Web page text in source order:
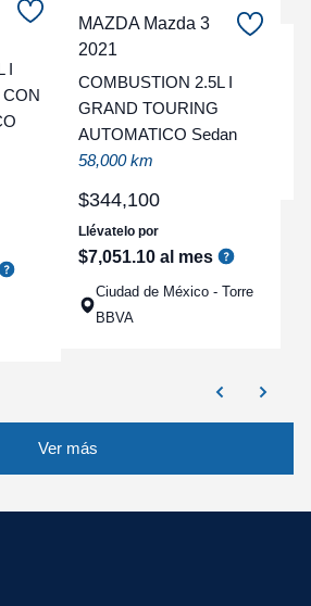
I
MAZDA Mazda 3
2021
COMBUSTION 2.5L I
GRAND TOURING
AUTOMATICO Sedan
58,000 km
$344,100
Llévatelo por
$7,051.10 al mes
Ciudad de México - Torre
BBVA
Ver más